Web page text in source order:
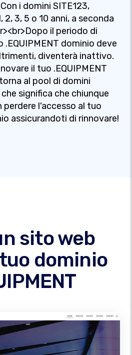
i domini SITE123,
3, 5 o 10 anni, a seconda
il periodo di
dominio deve
diventerà inattivo.
il tuo .EQUIPMENT
al pool di domini
significa che chiunque
perdere l'accesso al tuo
assicurandoti di rinnovare!
sito web
dominio